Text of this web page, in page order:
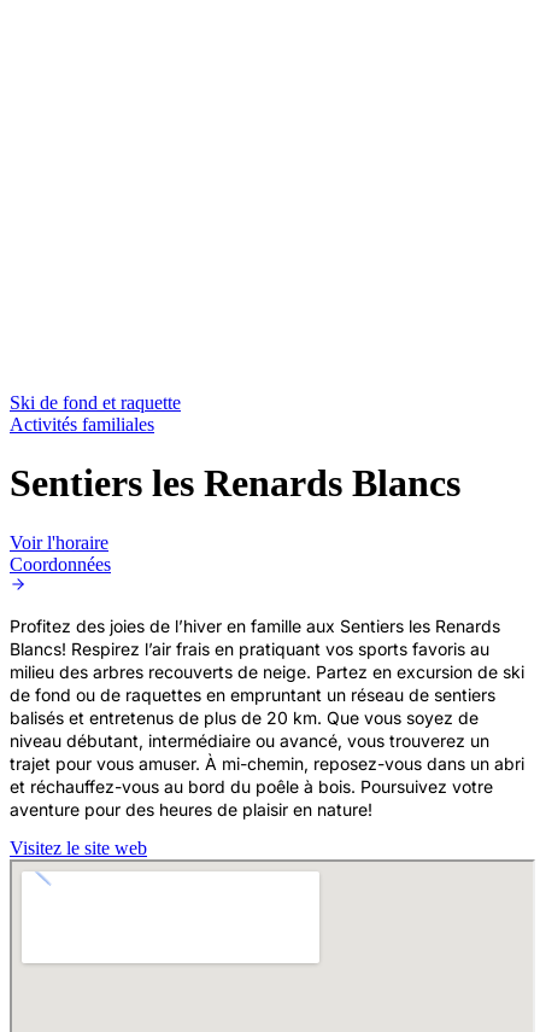
Ski de fond et raquette
Activités familiales
Sentiers les Renards Blancs
Voir l'horaire
Coordonnées
Profitez des joies de l’hiver en famille aux Sentiers les Renards
Blancs! Respirez l’air frais en pratiquant vos sports favoris au
milieu des arbres recouverts de neige. Partez en excursion de ski
de fond ou de raquettes en empruntant un réseau de sentiers
balisés et entretenus de plus de 20 km. Que vous soyez de
niveau débutant, intermédiaire ou avancé, vous trouverez un
trajet pour vous amuser. À mi-chemin, reposez-vous dans un abri
et réchauffez-vous au bord du poêle à bois. Poursuivez votre
aventure pour des heures de plaisir en nature!
Visitez le site web